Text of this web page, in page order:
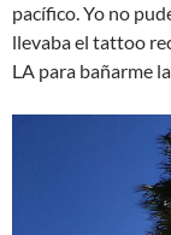
pacífico. Yo no
llevaba el tattoo
LA para bañarme